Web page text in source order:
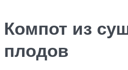
Компот из
плодов